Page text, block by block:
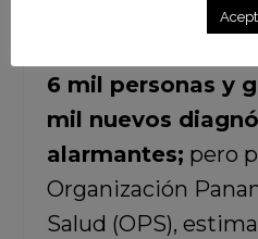
En 2020, el
6 mil personas y
mil nuevos
alarmantes; pero
Organización
Salud (OPS),